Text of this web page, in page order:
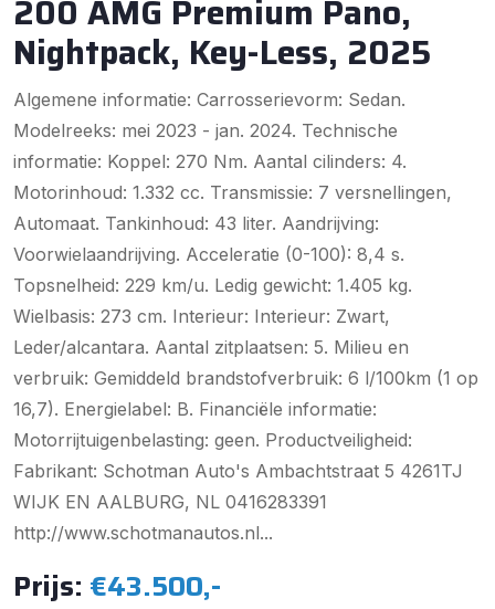
200 AMG Premium Pano,
Nightpack, Key-Less, 2025
Algemene informatie: Carrosserievorm: Sedan.
Modelreeks: mei 2023 - jan. 2024. Technische
informatie: Koppel: 270 Nm. Aantal cilinders: 4.
Motorinhoud: 1.332 cc. Transmissie: 7 versnellingen,
Automaat. Tankinhoud: 43 liter. Aandrijving:
Voorwielaandrijving. Acceleratie (0-100): 8,4 s.
Topsnelheid: 229 km/u. Ledig gewicht: 1.405 kg.
Wielbasis: 273 cm. Interieur: Interieur: Zwart,
Leder/alcantara. Aantal zitplaatsen: 5. Milieu en
verbruik: Gemiddeld brandstofverbruik: 6 l/100km (1 op
16,7). Energielabel: B. Financiële informatie:
Motorrijtuigenbelasting: geen. Productveiligheid:
Fabrikant: Schotman Auto's Ambachtstraat 5 4261TJ
WIJK EN AALBURG, NL 0416283391
http://www.schotmanautos.nl...
Prijs: €43.500,-